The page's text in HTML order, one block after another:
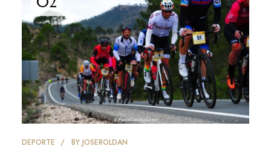
DEPORTE BY JOSEROLDAN